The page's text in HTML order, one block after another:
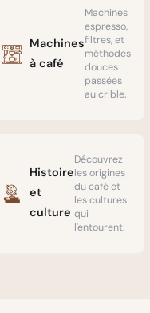
production.
Machines
à café
Machines
espresso,
filtres, et
méthodes
douces
passées
au crible.
Histoire
et
culture
Découvrez
les origines
du café et
les cultures
qui
l'entourent.